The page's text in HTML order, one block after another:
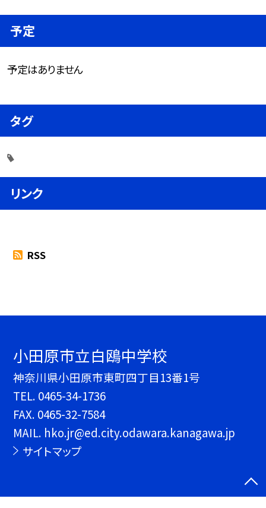
予定
予定はありません
タグ
リンク
RSS
小田原市立白鴎中学校
神奈川県小田原市東町四丁目13番1号
TEL. 0465-34-1736
FAX. 0465-32-7584
MAIL. hko.jr@ed.city.odawara.kanagawa.jp
サイトマップ